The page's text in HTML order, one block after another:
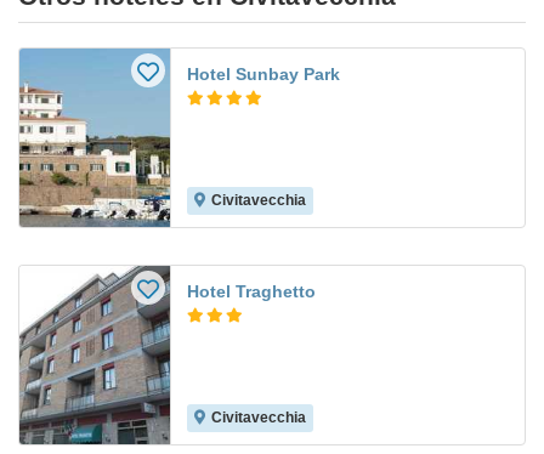
Hotel Sunbay Park
Civitavecchia
Hotel Traghetto
Civitavecchia